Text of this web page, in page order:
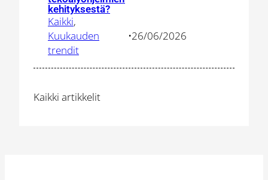
kehityksestä?
Kaikki
Kuukauden
trendit
•26/06/2026
Kaikki artikkelit